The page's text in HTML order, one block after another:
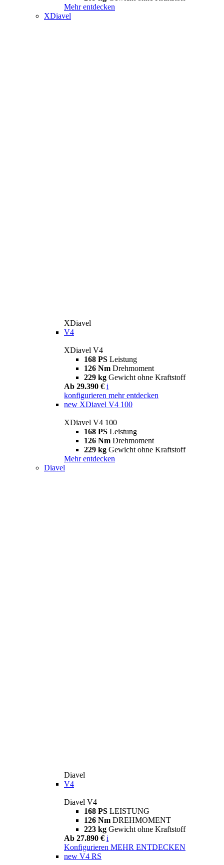
Mehr entdecken
XDiavel
XDiavel
V4
XDiavel V4
168 PS Leistung
126 Nm Drehmoment
229 kg Gewicht ohne Kraftstoff
Ab 29.390 € i
konfigurieren mehr entdecken
new XDiavel V4 100
XDiavel V4 100
168 PS Leistung
126 Nm Drehmoment
229 kg Gewicht ohne Kraftstoff
Mehr entdecken
Diavel
Diavel
V4
Diavel V4
168 PS LEISTUNG
126 Nm DREHMOMENT
223 kg Gewicht ohne Kraftstoff
Ab 27.890 € i
Konfigurieren MEHR ENTDECKEN
new V4 RS